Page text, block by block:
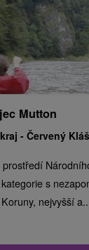
Mutton
-Červený
s
nejvyšší